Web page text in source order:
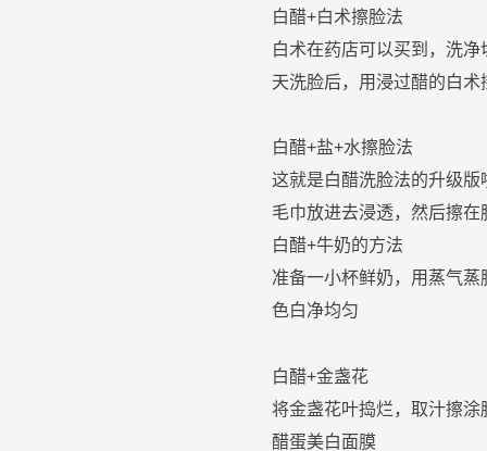
白醋+白术擦脸法
白术在药店可以买到，洗
天洗脸后，用浸过醋的白术
白醋+盐+水擦脸法
这就是白醋洗脸法的升级版
毛巾放进去浸透，然后擦在
白醋+牛奶的方法
准备一小杯鲜奶，用蒸气蒸
色白净均匀
白醋+金盏花
将金盏花叶捣烂，取汁擦涂
醋蛋美白面膜